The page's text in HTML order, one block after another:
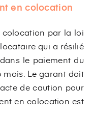
en colocation
colocation par la loi
qui a résilié
le paiement du
mois. Le garant doit
de caution pour
en colocation est